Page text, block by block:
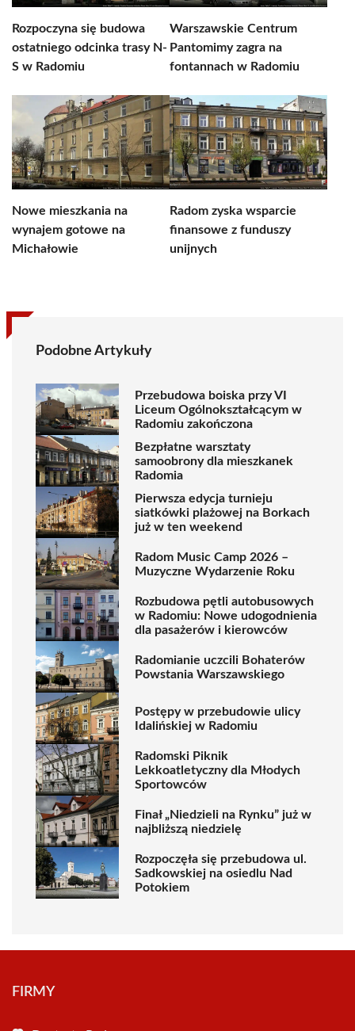
Rozpoczyna się budowa
ostatniego odcinka trasy N-
S w Radomiu
Warszawskie Centrum
Pantomimy zagra na
fontannach w Radomiu
Nowe mieszkania na
wynajem gotowe na
Michałowie
Radom zyska wsparcie
finansowe z funduszy
unijnych
Podobne Artykuły
Przebudowa boiska przy VI
Liceum Ogólnokształcącym w
Radomiu zakończona
Bezpłatne warsztaty
samoobrony dla mieszkanek
Radomia
Pierwsza edycja turnieju
siatkówki plażowej na Borkach
już w ten weekend
Radom Music Camp 2026 –
Muzyczne Wydarzenie Roku
Rozbudowa pętli autobusowych
w Radomiu: Nowe udogodnienia
dla pasażerów i kierowców
Radomianie uczcili Bohaterów
Powstania Warszawskiego
Postępy w przebudowie ulicy
Idalińskiej w Radomiu
Radomski Piknik
Lekkoatletyczny dla Młodych
Sportowców
Finał „Niedzieli na Rynku” już w
najbliższą niedzielę
Rozpoczęła się przebudowa ul.
Sadkowskiej na osiedlu Nad
Potokiem
FIRMY